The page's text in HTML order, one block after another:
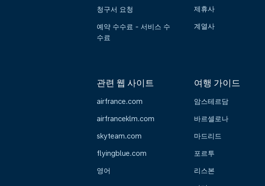
청구서 요청
예약 수수료 - 서비스 수
수료
제휴사
계열사
관련 웹 사이트
airfrance.com
airfranceklm.com
skyteam.com
flyingblue.com
영어
여행 가이드
암스테르담
바르셀로나
마드리드
포르투
리스본